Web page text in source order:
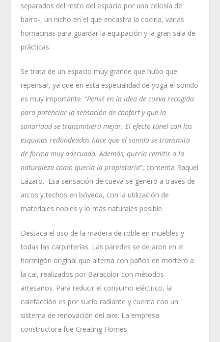
separados del resto del espacio por una celosía de
barro-, un nicho en el que encastra la cocina, varias
hornacinas para guardar la equipación y la gran sala de
prácticas.
Se trata de un espacio muy grande que hubo que
repensar, ya que en esta especialidad de yoga el sonido
es muy importante. “Pensé en la idea de cueva recogida
para potenciar la sensación de confort y que la
sonoridad se transmitiera mejor.El efecto túnel con las
esquinas redondeadas hace que el sonido se transmita
de forma muy adecuada.Además, quería remitir a la
naturaleza como quería la propietaria”, comenta Raquel
Lázaro. Esa sensación de cueva se generó a través de
arcos y techos en bóveda, con la utilización de
materiales nobles y lo más naturales posible.
Destaca el uso de la madera de roble en muebles y
todas las carpinterías. Las paredes se dejaron en el
hormigón original que alterna con paños en mortero a
la cal, realizados por Baracolor con métodos
artesanos. Para reducir el consumo eléctrico, la
calefacción es por suelo radiante y cuenta con un
sistema de renovación del aire. La empresa
constructora fue Creating Homes.